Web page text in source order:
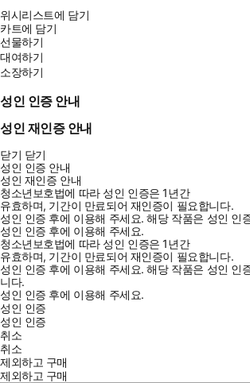
위시리스트에 담기
카트에 담기
선물하기
대여하기
소장하기
성인 인증 안내
성인 재인증 안내
닫기 닫기
성인 인증 안내
성인 재인증 안내
청소년보호법에 따라 성인 인증은 1년간
유효하며, 기간이 만료되어 재인증이 필요합니다.
성인 인증 후에 이용해 주세요.해당 작품은 성인 인
성인 인증 후에 이용해 주세요.
청소년보호법에 따라 성인 인증은 1년간
유효하며, 기간이 만료되어 재인증이 필요합니다.
성인 인증 후에 이용해 주세요.해당 작품은 성인 인
니다.
성인 인증 후에 이용해 주세요.
성인 인증
성인 인증
취소
취소
제외하고 구매
제외하고 구매